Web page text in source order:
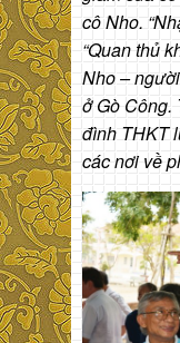
cô Nho.
“Quan thủ
Nho –
ở Gò Công.
đình THKT
các nơi về